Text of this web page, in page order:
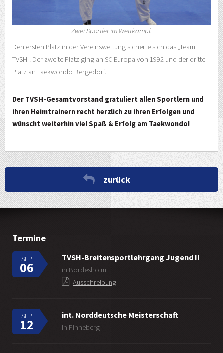
Zwei Sportler im Wettkampf.
Den ersten Platz in der Vereinswertung sicherte sich das „Team
TVSH“. Der zweite Platz ging an SC Europa von 1992 und der dritte
Platz an Taekwondo Bergedorf.
Der TVSH-Gesamtvorstand gratuliert allen Sportlern und
ihren Heimtrainern recht herzlich zu ihren Erfolgen und
wünscht weiterhin viel Spaß & Erfolg am Taekwondo!
zurück
Termine
SEP
06
TVSH-Breitensportlehrgang Jugend II
in Bordesholm
Ausschreibung
SEP
12
int. Norddeutsche Meisterschaft
in Pinneberg